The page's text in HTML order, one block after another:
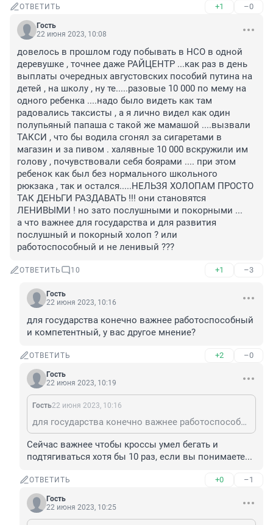
ОТВЕТИТЬ +1 –0
Гость
22 июня 2023, 10:08
довелось в прошлом году побывать в НСО в одной
деревушке , точнее даже РАЙЦЕНТР ...как раз в день
выплаты очередных августовских пособий путина на
детей , на школу , ну те.....разовые 10 000 по мему на
одного ребенка ....надо было видеть как там
радовались таксисты , а я лично видел как один
полупьяный папаша с такой же мамашой ....вызвали
ТАКСИ , что бы водила сгонял за сигаретами в
магазин и за пивом . халявные 10 000 вскружили им
голову , почувствовали себя боярами .... при этом
ребенок как был без нормального школьного
рюкзака , так и остался.....НЕЛЬЗЯ ХОЛОПАМ ПРОСТО
ТАК ДЕНЬГИ РАЗДАВАТЬ !!! они становятся
ЛЕНИВЫМИ ! но зато послушными и покорными ...
а что важнее для государства и для развития
послушный и покорный холоп ? или
работоспособный и не ленивый ???
ОТВЕТИТЬ 10 +1 –3
Гость
22 июня 2023, 10:16
для государства конечно важнее работоспособный
и компетентный, у вас другое мнение?
ОТВЕТИТЬ +2 –0
Гость
22 июня 2023, 10:19
Гость22 июня 2023, 10:16
для государства конечно важнее работоспособный и компетентный, у вас другое мнение?
Сейчас важнее чтобы кроссы умел бегать и
подтягиваться хотя бы 10 раз, если вы понимаете...
ОТВЕТИТЬ +0 –1
Гость
22 июня 2023, 10:25